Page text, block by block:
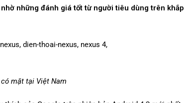
những đánh giá tốt từ người tiêu dùng trên khắp
mặt tại Việt Nam